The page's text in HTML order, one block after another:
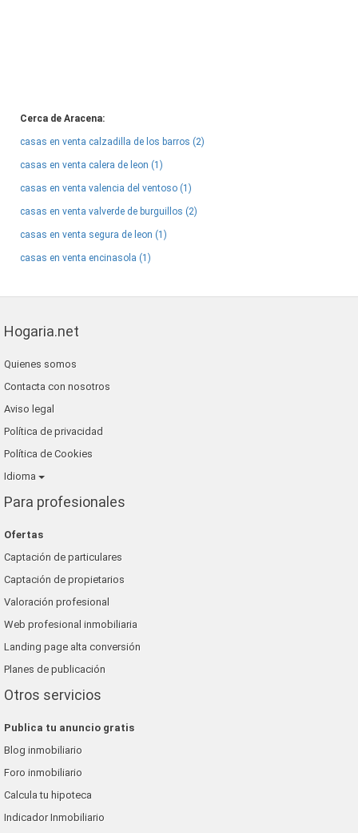
Cerca de Aracena:
casas en venta calzadilla de los barros (2)
casas en venta calera de leon (1)
casas en venta valencia del ventoso (1)
casas en venta valverde de burguillos (2)
casas en venta segura de leon (1)
casas en venta encinasola (1)
Hogaria.net
Quienes somos
Contacta con nosotros
Aviso legal
Política de privacidad
Política de Cookies
Idioma
Para profesionales
Ofertas
Captación de particulares
Captación de propietarios
Valoración profesional
Web profesional inmobiliaria
Landing page alta conversión
Planes de publicación
Otros servicios
Publica tu anuncio gratis
Blog inmobiliario
Foro inmobiliario
Calcula tu hipoteca
Indicador Inmobiliario